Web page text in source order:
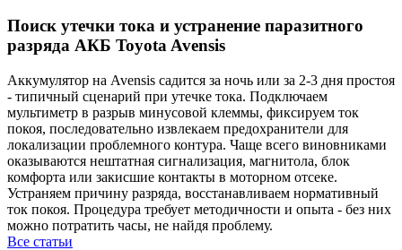
Поиск утечки тока и устранение паразитного
разряда АКБ Toyota Avensis
Аккумулятор на Avensis садится за ночь или за 2-3 дня простоя
- типичный сценарий при утечке тока. Подключаем
мультиметр в разрыв минусовой клеммы, фиксируем ток
покоя, последовательно извлекаем предохранители для
локализации проблемного контура. Чаще всего виновниками
оказываются нештатная сигнализация, магнитола, блок
комфорта или закисшие контакты в моторном отсеке.
Устраняем причину разряда, восстанавливаем нормативный
ток покоя. Процедура требует методичности и опыта - без них
можно потратить часы, не найдя проблему.
Все статьи